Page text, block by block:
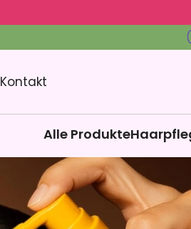
Kontakt
Alle Produkte